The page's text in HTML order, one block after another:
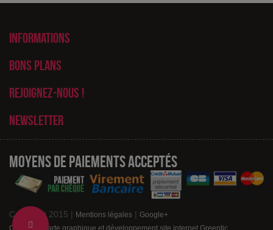
Change
Informations
Bons plans
Rejoignez-nous !
Newsletter
Moyens de paiements acceptés
Copyright 2015 | Mentions légales | Google+
Création charte graphique et développement site internet Greentic